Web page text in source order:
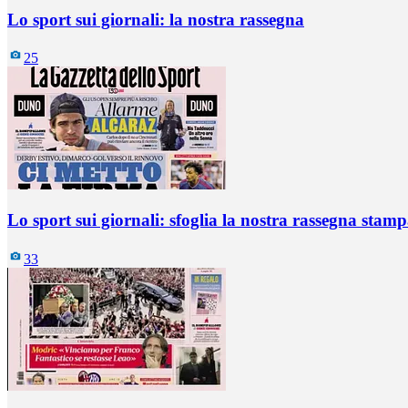
Lo sport sui giornali: la nostra rassegna
25
Lo sport sui giornali: sfoglia la nostra rassegna
33